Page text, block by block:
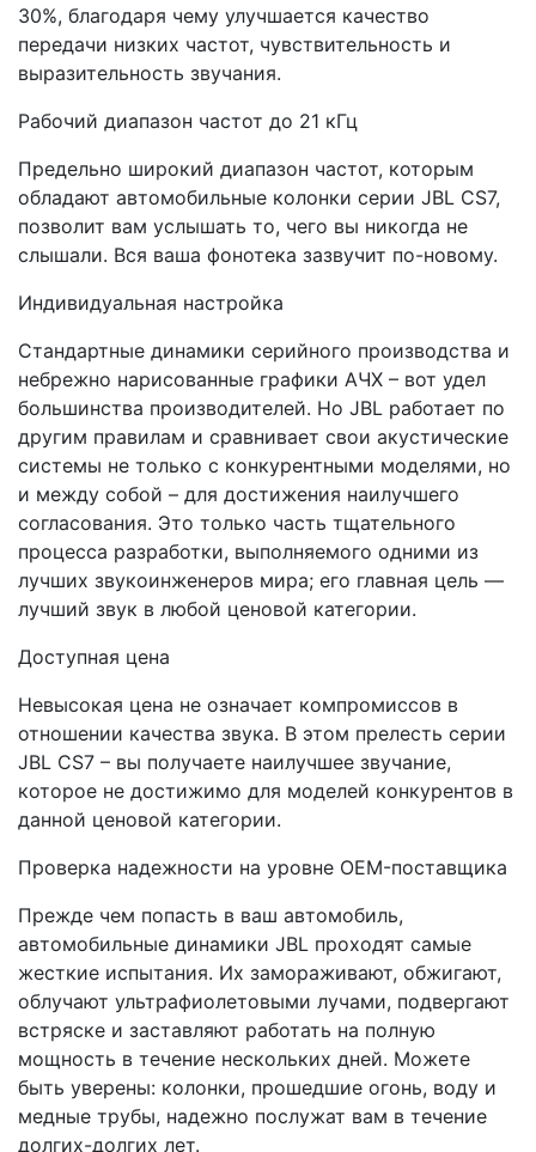
30%, благодаря чему улучшается качество
передачи низких частот, чувствительность и
выразительность звучания.
Рабочий диапазон частот до 21 кГц
Предельно широкий диапазон частот, которым
обладают автомобильные колонки серии JBL CS7,
позволит вам услышать то, чего вы никогда не
слышали. Вся ваша фонотека зазвучит по-новому.
Индивидуальная настройка
Стандартные динамики серийного производства и
небрежно нарисованные графики АЧХ – вот удел
большинства производителей. Но JBL работает по
другим правилам и сравнивает свои акустические
системы не только с конкурентными моделями, но
и между собой – для достижения наилучшего
согласования. Это только часть тщательного
процесса разработки, выполняемого одними из
лучших звукоинженеров мира; его главная цель —
лучший звук в любой ценовой категории.
Доступная цена
Невысокая цена не означает компромиссов в
отношении качества звука. В этом прелесть серии
JBL CS7 – вы получаете наилучшее звучание,
которое не достижимо для моделей конкурентов в
данной ценовой категории.
Проверка надежности на уровне OEM-поставщика
Прежде чем попасть в ваш автомобиль,
автомобильные динамики JBL проходят самые
жесткие испытания. Их замораживают, обжигают,
облучают ультрафиолетовыми лучами, подвергают
встряске и заставляют работать на полную
мощность в течение нескольких дней. Можете
быть уверены: колонки, прошедшие огонь, воду и
медные трубы, надежно послужат вам в течение
долгих-долгих лет.